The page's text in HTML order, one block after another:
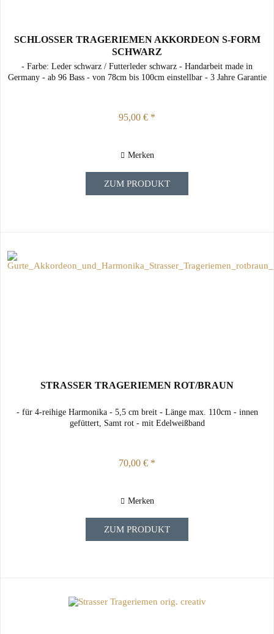
SCHLOSSER TRAGERIEMEN AKKORDEON S-FORM
SCHWARZ
- Farbe: Leder schwarz / Futterleder schwarz - Handarbeit made in
Germany - ab 96 Bass - von 78cm bis 100cm einstellbar - 3 Jahre Garantie
95,00 € *
Merken
ZUM PRODUKT
STRASSER TRAGERIEMEN ROT/BRAUN
- für 4-reihige Harmonika - 5,5 cm breit - Länge max. 110cm - innen
gefüttert, Samt rot - mit Edelweißband
70,00 € *
Merken
ZUM PRODUKT